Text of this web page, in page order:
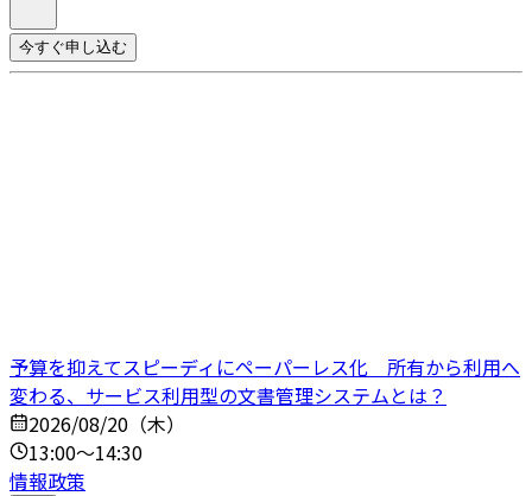
今すぐ申し込む
予算を抑えてスピーディにペーパーレス化 所有から利用へ
変わる、サービス利用型の文書管理システムとは？
2026/08/20（木）
13:00～14:30
情報政策